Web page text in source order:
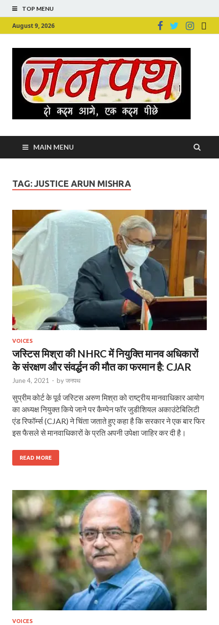
TOP MENU
August 9, 2026
MAIN MENU
TAG: JUSTICE ARUN MISHRA
VOICES
जस्टिस मिश्रा की NHRC में नियुक्ति मानव अधिकारों
के संरक्षण और संवर्द्धन की मौत का फरमान है: CJAR
June 4, 2021 - byजनपथ
सुप्रीम कोर्ट के पूर्व जस्टिस अरुण मिश्रा को राष्‍ट्रीय मानवाधिकार आयोग
का अध्‍यक्ष नियुक्‍त किये जाने पर कैम्‍पेन फॉर जुडीशियल अकाउंटेबिलिटी
एंड रिफॉर्म्‍स (CJAR) ने चिंता जताते हुए कहा है कि सरकार ने एक बार फिर
इस फैसले से मानवाधिकारों के प्रति अपनी उपेक्षा जाहिर कर दी है।
READ MORE
VOICES